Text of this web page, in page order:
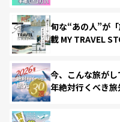
旬な“あの人”が
載 MY TRAVEL
今、こんな旅が
年絶対行くべき